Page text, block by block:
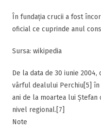
În fundația crucii a fost
oficial ce cuprinde anul
Sursa: wikipedia
De la data de 30 iunie
vârful dealului Perchiu[5]
ani de la moartea lui
nivel regional.[7]
Note